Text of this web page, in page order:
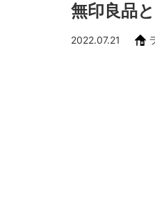
無印良品
2022.07.21